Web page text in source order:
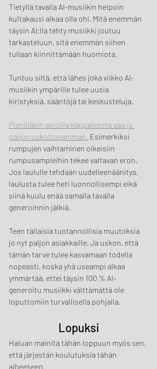
Tietyllä tavalla AI-musiikin helpoin
kultakausi alkaa olla ohi. Mitä enemmän
täysin AI:lla tehty musiikki joutuu
tarkasteluun, sitä enemmän siihen
tullaan kiinnittämään huomiota.
Tuntuu siltä, että lähes joka viikko AI-
musiikin ympärille tulee uusia
kiristyksiä, sääntöjä tai keskusteluja.
Pienilläkin asioilla kappaleesta saa jo
paljon uskottavamman. Esimerkiksi
rumpujen vaihtaminen oikeisiin
rumpusampleihin tekee valtavan eron.
Jos laululle tehdään uudelleenäänitys,
laulusta tulee heti luonnollisempi eikä
siinä kuulu enää samalla tavalla
generoinnin jälkiä.
Teen tällaisia tuotannollisia muutoksia
jo nyt paljon asiakkaille. Ja uskon, että
tämän tarve tulee kasvamaan todella
nopeasti, koska yhä useampi alkaa
ymmärtää, ettei täysin 100 % AI-
generoitu musiikki välttämättä ole
loputtomiin turvallisella pohjalla.
Lopuksi
Haluan mainita tähän loppuun myös sen,
että järjestän koulutuksia tähän
aiheeseen.